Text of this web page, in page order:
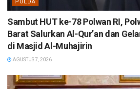
POLDA
Sambut HUT ke-78 Polwan RI,
Barat Salurkan Al-Qur’an dan
di Masjid Al-Muhajirin
AGUSTUS 7, 2026